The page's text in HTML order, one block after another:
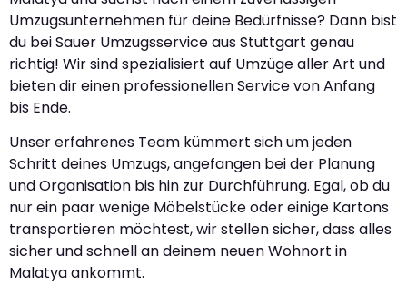
Umzugsunternehmen für deine Bedürfnisse? Dann bist
du bei Sauer Umzugsservice aus Stuttgart genau
richtig! Wir sind spezialisiert auf Umzüge aller Art und
bieten dir einen professionellen Service von Anfang
bis Ende.
Unser erfahrenes Team kümmert sich um jeden
Schritt deines Umzugs, angefangen bei der Planung
und Organisation bis hin zur Durchführung. Egal, ob du
nur ein paar wenige Möbelstücke oder einige Kartons
transportieren möchtest, wir stellen sicher, dass alles
sicher und schnell an deinem neuen Wohnort in
Malatya ankommt.